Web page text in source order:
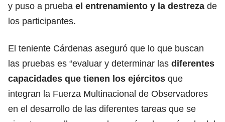
y puso a prueba el entrenamiento y la destreza de
los participantes.
El teniente Cárdenas aseguró que lo que buscan
las pruebas es “evaluar y determinar las diferentes
capacidades que tienen los ejércitos que
integran la Fuerza Multinacional de Observadores
en el desarrollo de las diferentes tareas que se